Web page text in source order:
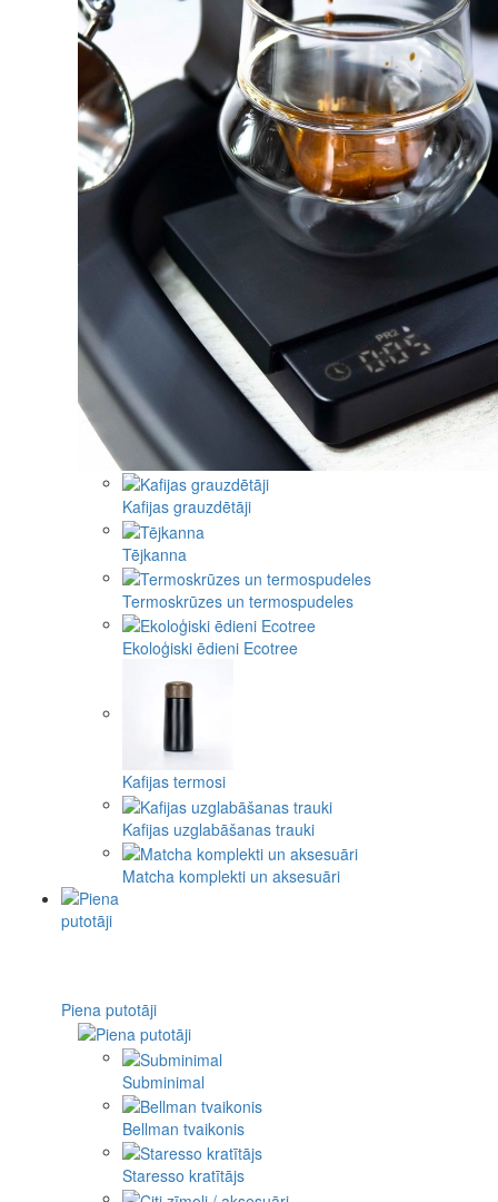
Kafijas grauzdētāji
Tējkanna
Termoskrūzes un termospudeles
Ekoloģiski ēdieni Ecotree
Kafijas termosi
Kafijas uzglabāšanas trauki
Matcha komplekti un aksesuāri
Piena putotāji
Subminimal
Bellman tvaikonis
Staresso kratītājs